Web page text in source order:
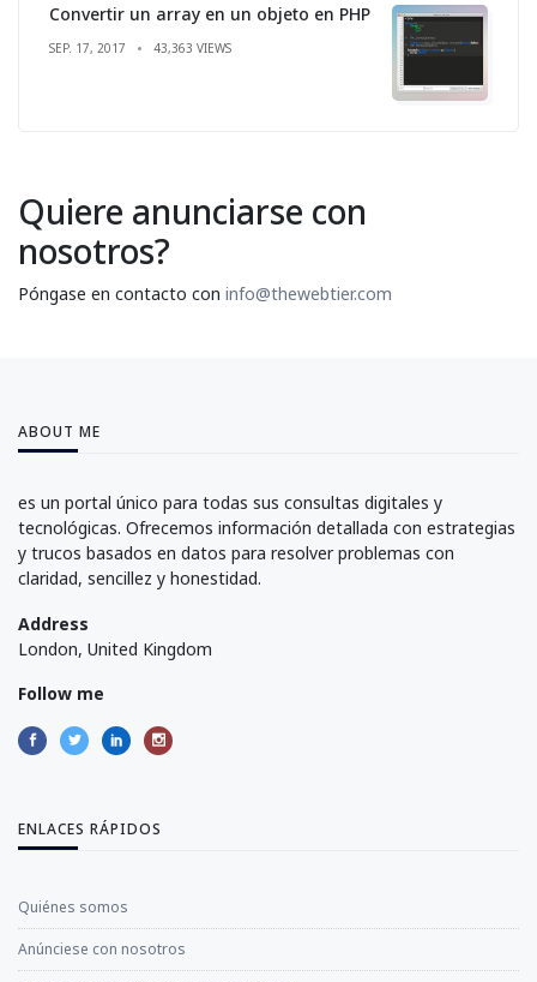
Convertir un array en un objeto en PHP
SEP. 17, 2017 43,363 VIEWS
Quiere anunciarse con
nosotros?
Póngase en contacto con info@thewebtier.com
ABOUT ME
es un portal único para todas sus consultas digitales y
tecnológicas. Ofrecemos información detallada con estrategias
y trucos basados en datos para resolver problemas con
claridad, sencillez y honestidad.
Address
London, United Kingdom
Follow me
ENLACES RÁPIDOS
Quiénes somos
Anúnciese con nosotros